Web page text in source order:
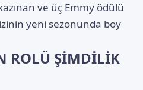
ve üç Emmy ödülü
yeni sezonunda boy
ROLÜ ŞİMDİLİK